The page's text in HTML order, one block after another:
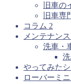
旧車の
旧車専
コラム 2
メンテナンス
洗車・
やってみた
ローバーミ